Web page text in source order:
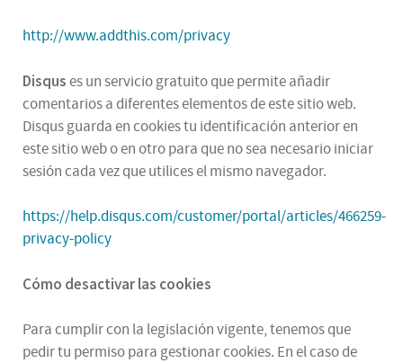
http://www.addthis.com/privacy
Disquses un servicio gratuito que permite añadir
comentarios a diferentes elementos de este sitio web.
Disqus guarda en cookies tu identificación anterior en
este sitio web o en otro para que no sea necesario iniciar
sesión cada vez que utilices el mismo navegador.
https://help.disqus.com/customer/portal/articles/466259-
privacy-policy
Cómo desactivar las cookies
Para cumplir con la legislación vigente, tenemos que
pedir tu permiso para gestionar cookies. En el caso de